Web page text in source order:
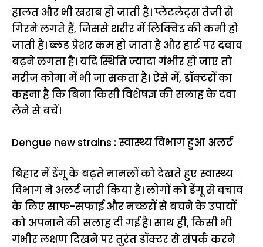
हालत और भी खराब हो जाती है। प्लेटलेट्स तेजी से
गिरने लगते हैं, जिससे शरीर में लिक्विड की कमी हो
जाती है। ब्लड प्रेशर कम हो जाता है और हार्ट पर दबाव
बढ़ने लगता है। यदि स्थिति ज्यादा गंभीर हो जाए तो
मरीज कोमा में भी जा सकता है। ऐसे में, डॉक्टरों का
कहना है कि बिना किसी विशेषज्ञ की सलाह के दवा
लेने से बचें।
Dengue new strains : स्वास्थ्य विभाग हुआ अलर्ट
बिहार में डेंगू के बढ़ते मामलों को देखते हुए स्वास्थ्य
विभाग ने अलर्ट जारी किया है। लोगों को डेंगू से बचाव
के लिए साफ-सफाई और मच्छरों से बचने के उपायों
को अपनाने की सलाह दी गई है। साथ ही, किसी भी
गंभीर लक्षण दिखने पर तुरंत डॉक्टर से संपर्क करने